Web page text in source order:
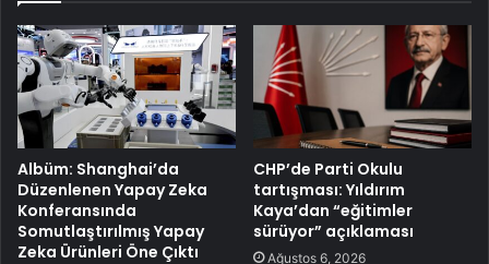
Albüm: Shanghai’da
Düzenlenen Yapay Zeka
Konferansında
Somutlaştırılmış Yapay
Zeka Ürünleri Öne Çıktı
CHP’de Parti Okulu
tartışması: Yıldırım
Kaya’dan “eğitimler
sürüyor” açıklaması
Ağustos 6, 2026